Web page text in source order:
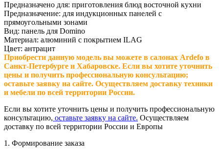
Предназначено для: приготовления блюд восточной кухни
Предназначение: для индукционных панелей с
прямоугольными зонами
Вид: панель для Domino
Материал: алюминий с покрытием ILAG
Цвет: антрацит
Приобрести данную модель вы можете в салонах Ardefo в
Санкт-Петербурге и Хабаровске. Если вы хотите уточнить
цены и получить профессиональную консультацию;
оставьте заявку на сайте. Осуществляем доставку техники
и мебели по всей территории России.
Если вы хотите уточнить цены и получить профессиональную
консультацию, оставьте заявку на сайте. Осуществляем
доставку по всей территории России и Европы
1. Формирование заказа